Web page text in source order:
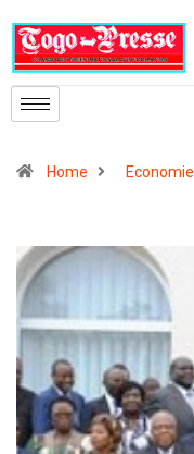
Home Economie